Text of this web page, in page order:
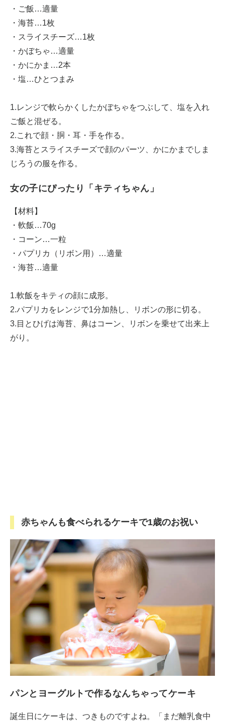
・ご飯…適量
・海苔…1枚
・スライスチーズ…1枚
・かぼちゃ…適量
・かにかま…2本
・塩…ひとつまみ
1.レンジで軟らかくしたかぼちゃをつぶして、塩を入れ
ご飯と混ぜる。
2.これで顔・胴・耳・手を作る。
3.海苔とスライスチーズで顔のパーツ、かにかまでしま
じろうの服を作る。
女の子にぴったり「キティちゃん」
【材料】
・軟飯…70g
・コーン…一粒
・パプリカ（リボン用）…適量
・海苔…適量
1.軟飯をキティの顔に成形。
2.パプリカをレンジで1分加熱し、リボンの形に切る。
3.目とひげは海苔、鼻はコーン、リボンを乗せて出来上
がり。
赤ちゃんも食べられるケーキで1歳のお祝い
パンとヨーグルトで作るなんちゃってケーキ
誕生日にケーキは、つきものですよね。「まだ離乳食中